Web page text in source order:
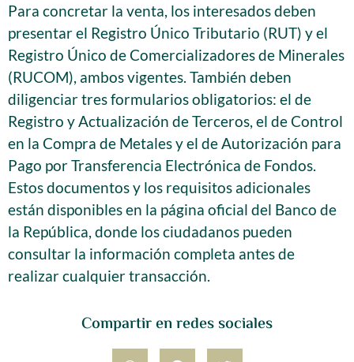
Compartir en redes sociales
Para concretar la venta, los interesados deben
presentar el Registro Único Tributario (RUT) y el
Registro Único de Comercializadores de Minerales
(RUCOM), ambos vigentes. También deben
diligenciar tres formularios obligatorios: el de
Registro y Actualización de Terceros, el de Control
en la Compra de Metales y el de Autorización para
Pago por Transferencia Electrónica de Fondos.
Estos documentos y los requisitos adicionales
están disponibles en la página oficial del Banco de
la República, donde los ciudadanos pueden
consultar la información completa antes de
realizar cualquier transacción.